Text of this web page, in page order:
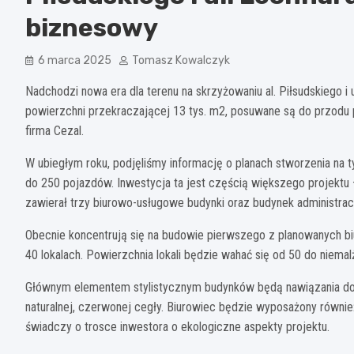
biznesowy
6 marca 2025 Tomasz Kowalczyk
Nadchodzi nowa era dla terenu na skrzyżowaniu al. Piłsudskiego
powierzchni przekraczającej 13 tys. m2, posuwane są do
firma Cezal.
W ubiegłym roku, podjęliśmy informację o planach stworzenia
do 250 pojazdów. Inwestycja ta jest częścią większego projektu
zawierał trzy biurowo-usługowe budynki oraz budynek
Obecnie koncentrują się na budowie pierwszego z
40 lokalach. Powierzchnia lokali będzie wahać się od 50 do
Głównym elementem stylistycznym budynków będą nawiązania
naturalnej, czerwonej cegły. Biurowiec będzie wyposażony
świadczy o trosce inwestora o ekologiczne aspekty projektu.